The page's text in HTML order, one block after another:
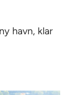
havn, klar